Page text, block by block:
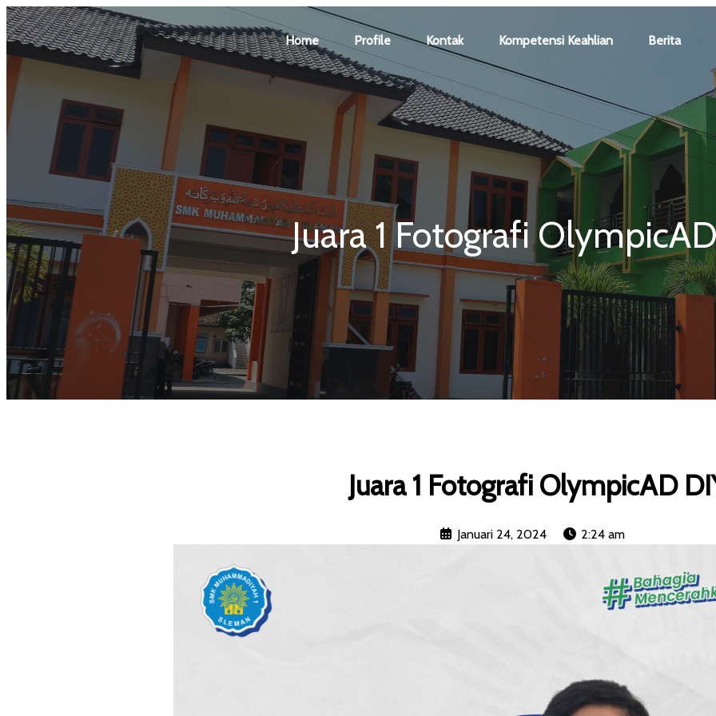
Home Profile Kontak Kompetensi Keahlian Berita
Juara 1 Fotografi
Juara 1 Fotografi OlympicAD
Januari 24, 2024 2:24 am